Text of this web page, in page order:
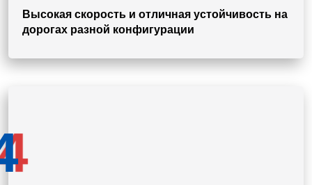
Высокая скорость и отличная устойчивость на
дорогах разной конфигурации